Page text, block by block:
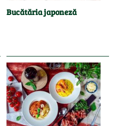
Bucătăria japoneză